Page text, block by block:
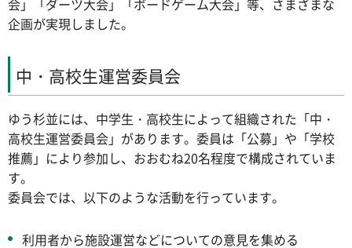
会」「ダーツ大会」「ボードゲーム大会」等、さまざまな
企画が実現しました。
中・高校生運営委員会
ゆう杉並には、中学生・高校生によって組織された「中・
高校生運営委員会」があります。委員は「公募」や「学校
推薦」により参加し、おおむね20名程度で構成されていま
す。
委員会では、以下のような活動を行っています。
利用者から施設運営などについての意見を集める